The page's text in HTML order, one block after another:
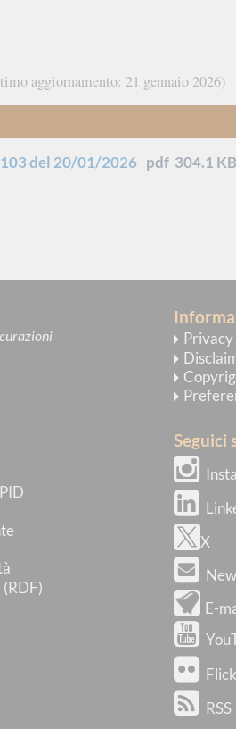
aggiornamento 21 gennaio 2026
del 20/01/2026 pdf 304.1 KB
Privacy
Seguici
X
E-
RSS